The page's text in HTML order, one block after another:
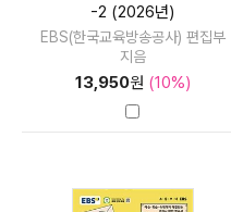
-2 (2026년)
EBS(한국교육방송공사) 편집부
지음
13,950원 (10%)